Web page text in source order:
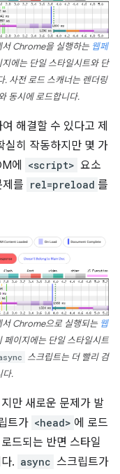
Chrome을 실행하는 웹페
에는 단일 스타일시트와 단
. 사전 로드 스캐너는 렌더링
동시에 로드합니다.
해결할 수 있다고 제
실히 작동하지만 몇 가
에
<script> 요소
를 rel=preload 를
Chrome으로 실행되는 웹
이지에는 단일 스타일시트
스크립트는 더 빨리 검
다.
만 새로운 문제가 발
트가 <head> 에 로드
드되는 반면 스타일
. async 스크립트가